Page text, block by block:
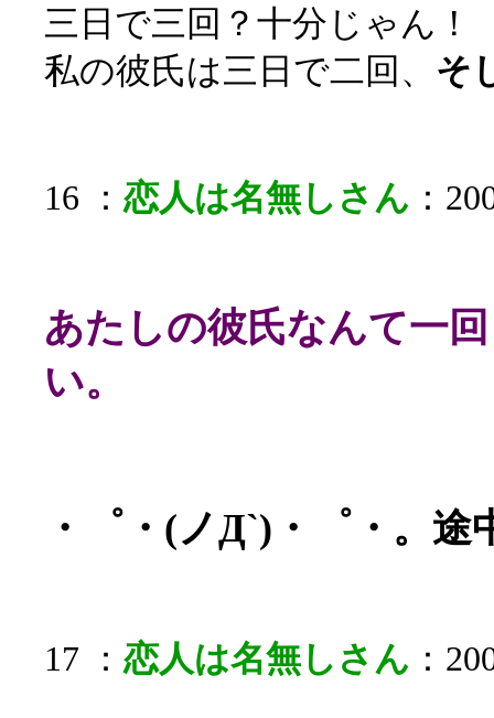
三日で三回？十分じゃん！
私の彼氏は三日で二回、 そ
16 ： 恋人は名無しさん ：
あたしの彼氏なんて一
い。
・゜・(ノД`)・゜・。
17 ： 恋人は名無しさん ：